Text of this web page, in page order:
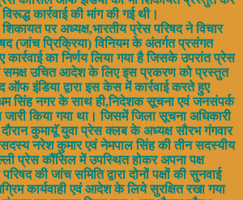
कार्रवाई की मांग की गई थी।
पर अध्यक्ष,भारतीय प्रेस परिषद ने विचार
(जांच प्रिक्रिया) विनियम के अंतर्गत प्रसंगत
का निर्णय लिया गया है जिसके उपरांत प्रेस
समक्ष उचित आदेश के लिए इस प्रकरण को प्रस्तुत
ऑफ इंडिया द्वारा इस केस में कार्रवाई करते हुए
सिंह नगर के साथ ही,निदेशक सूचना एवं जनसंपर्क
जारी किया गया था। जिसमें जिला सूचना अधिकारी
कुमायूॅ युवा प्रेस क्लब के अध्यक्ष सौरभ गंगवार
नरेश कुमार एवं नेमपाल सिंह की तीन सदस्यीय
प्रेस कौंसिल में उपस्थित होकर अपना पक्ष
की जांच समिति द्वारा दोनों पक्षों की सुनवाई
कार्यवाही एवं आदेश के लिये सुरक्षित रखा गया